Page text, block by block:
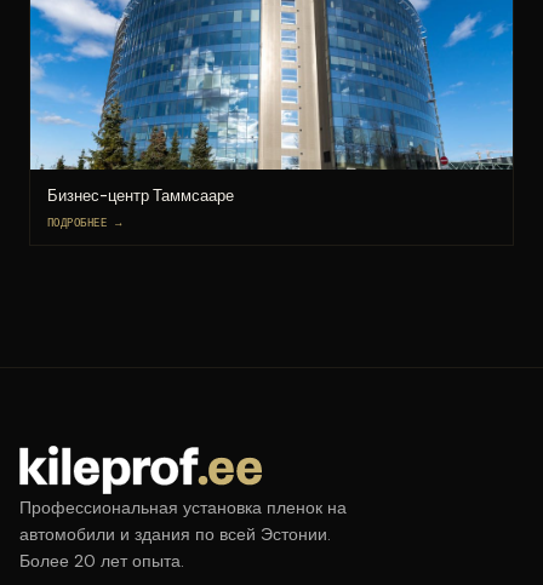
Бизнес-центр Таммсааре
ПОДРОБНЕЕ →
Профессиональная установка пленок на
автомобили и здания по всей Эстонии.
Более 20 лет опыта.